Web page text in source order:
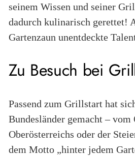
seinem Wissen und seiner
dadurch kulinarisch gerettet!
Gartenzaun unentdeckte
Zu Besuch bei
Passend zum Grillstart hat
Bundesländer gemacht –
Oberösterreichs oder der
dem Motto „hinter jedem